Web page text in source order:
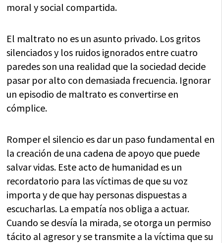
moral y social compartida.
El maltrato no es un asunto privado. Los gritos
silenciados y los ruidos ignorados entre cuatro
paredes son una realidad que la sociedad decide
pasar por alto con demasiada frecuencia. Ignorar
un episodio de maltrato es convertirse en
cómplice.
Romper el silencio es dar un paso fundamental en
la creación de una cadena de apoyo que puede
salvar vidas. Este acto de humanidad es un
recordatorio para las víctimas de que su voz
importa y de que hay personas dispuestas a
escucharlas. La empatía nos obliga a actuar.
Cuando se desvía la mirada, se otorga un permiso
tácito al agresor y se transmite a la víctima que su